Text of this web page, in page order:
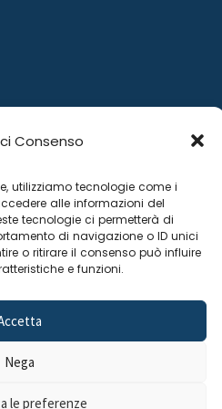
Consenso
utilizziamo tecnologie come i
alle informazioni del
tecnologie ci permetterà di
di navigazione o ID unici
o ritirare il consenso può influire
e funzioni.
Nega
le preferenzePrivacy Policy